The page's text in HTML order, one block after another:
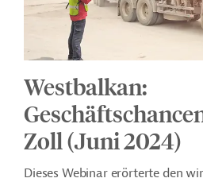
Westbalkan:
Zoll (Juni 2024)
Dieses Webinar erörterte den